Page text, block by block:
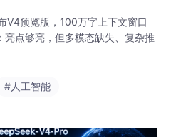
预览版，100万字上下文窗口
点够亮，但多模态缺失、复杂推
#人工智能